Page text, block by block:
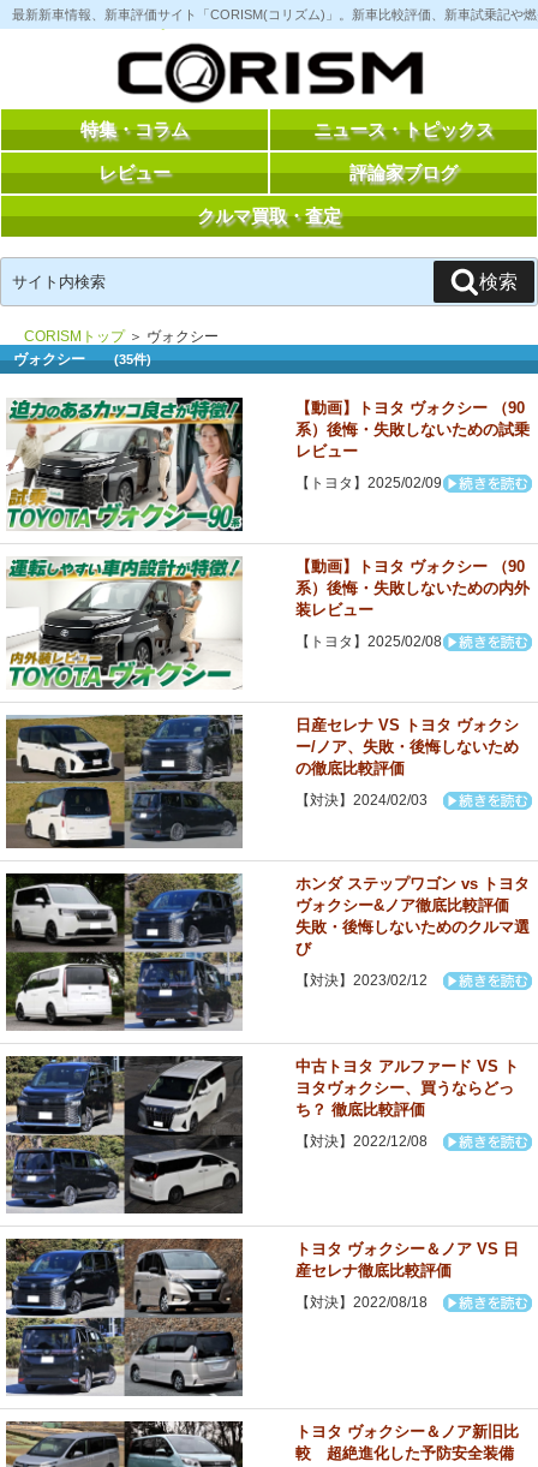
コ
ン
へ
最新新車情報、新車評価サイト「CORISM(コリズム)」。新車比較評価、新車試乗記や
特集・コラム ニュース・トピックス
レビュー 評論家ブログ
クルマ買取・査定
索:
検索
CORISMトップ＞ ヴォクシー
ヴォクシー(35件)
【動画】トヨタ ヴォクシー （90
系）後悔・失敗しないための試乗
レビュー
【トヨタ】2025/02/09
【動画】トヨタ ヴォクシー （90
系）後悔・失敗しないための内外
装レビュー
【トヨタ】2025/02/08
日産セレナ VS トヨタ ヴォクシ
ー/ノア、失敗・後悔しないため
の徹底比較評価
【対決】2024/02/03
ホンダ ステップワゴン vs トヨタ
ヴォクシー&ノア徹底比較評価
失敗・後悔しないためのクルマ選
び
【対決】2023/02/12
中古トヨタ アルファード VS ト
ヨタヴォクシー、買うならどっ
ち？ 徹底比較評価
【対決】2022/12/08
トヨタ ヴォクシー＆ノア VS 日
産セレナ徹底比較評価
【対決】2022/08/18
トヨタ ヴォクシー＆ノア新旧比
較 超絶進化した予防安全装備